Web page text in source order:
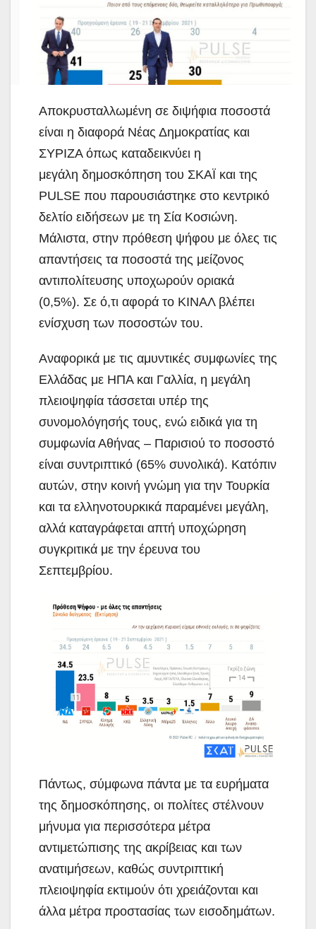
Αποκρυσταλλωμένη σε διψήφια ποσοστά
είναι η διαφορά Νέας Δημοκρατίας και
ΣΥΡΙΖΑ όπως καταδεικνύει η
μεγάλη δημοσκόπηση του ΣΚΑΪ και της
PULSE που παρουσιάστηκε στο κεντρικό
δελτίο ειδήσεων με τη Σία Κοσιώνη.
Μάλιστα, στην πρόθεση ψήφου με όλες τις
απαντήσεις τα ποσοστά της μείζονος
αντιπολίτευσης υποχωρούν οριακά
(0,5%). Σε ό,τι αφορά το ΚΙΝΑΛ βλέπει
ενίσχυση των ποσοστών του.
Αναφορικά με τις αμυντικές συμφωνίες της
Ελλάδας με ΗΠΑ και Γαλλία, η μεγάλη
πλειοψηφία τάσσεται υπέρ της
συνομολόγησής τους, ενώ ειδικά για τη
συμφωνία Αθήνας – Παρισιού το ποσοστό
είναι συντριπτικό (65% συνολικά). Κατόπιν
αυτών, στην κοινή γνώμη για την Τουρκία
και τα ελληνοτουρκικά παραμένει μεγάλη,
αλλά καταγράφεται απτή υποχώρηση
συγκριτικά με την έρευνα του
Σεπτεμβρίου.
Πάντως, σύμφωνα πάντα με τα ευρήματα
της δημοσκόπησης, οι πολίτες στέλνουν
μήνυμα για περισσότερα μέτρα
αντιμετώπισης της ακρίβειας και των
ανατιμήσεων, καθώς συντριπτική
πλειοψηφία εκτιμούν ότι χρειάζονται και
άλλα μέτρα προστασίας των εισοδημάτων.